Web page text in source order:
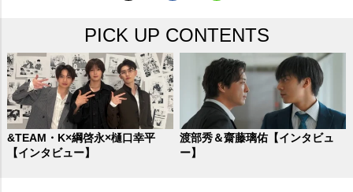
PICK UP CONTENTS
&TEAM・K×綱啓永×樋口幸平
【インタビュー】
渡部秀＆齋藤璃佑【インタビュ
ー】